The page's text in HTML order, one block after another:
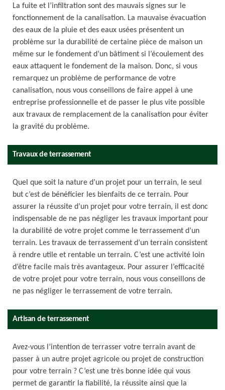
La fuite et l’infiltration sont des mauvais signes sur le
fonctionnement de la canalisation. La mauvaise évacuation
des eaux de la pluie et des eaux usées présentent un
problème sur la durabilité de certaine pièce de maison un
même sur le fondement d’un bâtiment si l’écoulement des
eaux attaquent le fondement de la maison. Donc, si vous
remarquez un problème de performance de votre
canalisation, nous vous conseillons de faire appel à une
entreprise professionnelle et de passer le plus vite possible
aux travaux de remplacement de la canalisation pour éviter
la gravité du problème.
Travaux de terrassement
Quel que soit la nature d’un projet pour un terrain, le seul
but c’est de bénéficier les bienfaits de ce terrain. Pour
assurer la réussite d’un projet pour votre terrain, il est donc
indispensable de ne pas négliger les travaux important pour
la durabilité de votre projet comme le terrassement d’un
terrain. Les travaux de terrassement d’un terrain consistent
à rendre utile et rentable un terrain. C’est une activité loin
d’être facile mais très avantageux. Pour assurer l’efficacité
de votre projet pour votre terrain, nous vous conseillons de
ne pas négliger le terrassement de votre terrain.
Artisan de terrassement
Avez-vous l’intention de terrasser votre terrain avant de
passer à un autre projet agricole ou projet de construction
pour votre terrain ? C’est une très bonne idée qui vous
permet de garantir la fiabilité, la réussite ainsi que la